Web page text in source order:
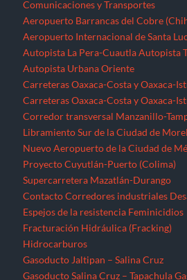
Comunicaciones y Transportes
Aeropuerto Barrancas del Cobre
Aeropuerto Internacional de Santa
Autopista La Pera-Cuautla Autopista
Autopista Urbana Oriente
Carreteras Oaxaca-Costa y Oaxaca-
Carreteras Oaxaca-Costa y Oaxaca-
Corredor transversal Manzanillo-
Libramiento Sur de la Ciudad de
Nuevo Aeropuerto de la Ciudad de
Proyecto Cuyutlán-Puerto (Colima)
Supercarretera Mazatlán-Durango
Contacto Corredores industriales
Espejos de la resistencia Feminicidios
Fracturación Hidráulica (Fracking)
Hidrocarburos
Gasoducto Jaltipan – Salina Cruz
Gasoducto Salina Cruz – Tapachula